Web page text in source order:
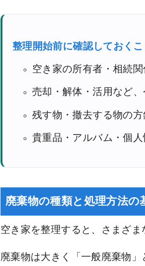
整理開始前に確認しておくこ
空き家の所有者・相続
売却・解体・活用など
残す物・撤去する物の
貴重品・アルバム・個
廃棄物の種類と処理方法の
空き家を整理すると、さまざま
廃棄物は大きく「一般廃棄物